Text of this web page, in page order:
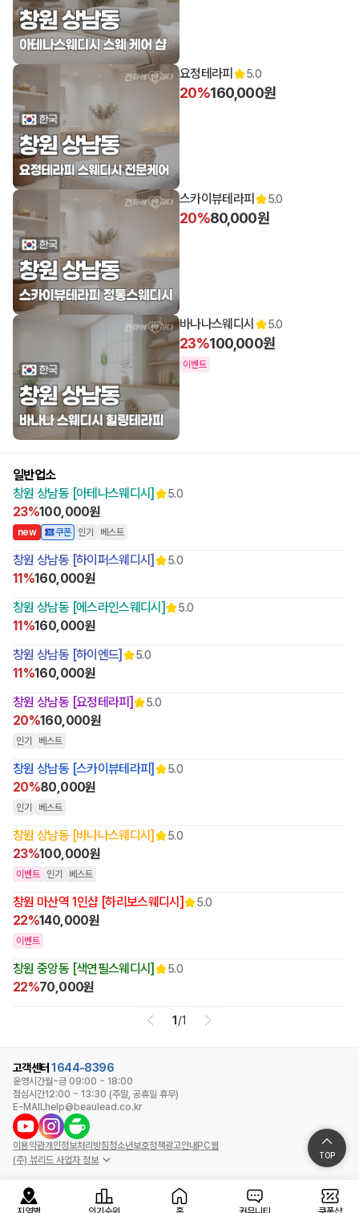
11:00 오픈
11:00 오픈
요정테라피 5.0
20%160,000원
12:00 오픈
스카이뷰테라피 5.0
20%80,000원
바나나스웨디시 5.0
23%100,000원
이벤트
일반업소
창원 상남동 [아테나스웨디시]
5.0
23%100,000원
new 쿠폰 인기 베스트
창원 상남동 [하이퍼스웨디시] 5.0
11%160,000원
창원 상남동 [에스라인스웨디시]
5.0
11%160,000원
창원 상남동 [하이엔드]
5.0
11%160,000원
창원 상남동 [요정테라피]
5.0
20%160,000원
인기 베스트
창원 상남동 [스카이뷰테라피] 5.0
20%80,000원
인기 베스트
창원 상남동 [바나나스웨디시] 5.0
23%100,000원
이벤트 인기 베스트
창원 마산역 1인샵 [하리보스웨디시] 5.0
22%140,000원
이벤트
창원 중앙동 [색연필스웨디시] 5.0
22%70,000원
1 /1
고객센터 1644-8396
운영시간월~금 09:00 ~ 18:00
점심시간12:00 ~ 13:30 (주말, 공휴일 휴무)
E-MAILhelp@beaulead.co.kr
이용약관개인정보처리방침청소년보호정책광고안내PC웹
(주) 뷰리드 사업자 정보
TOP